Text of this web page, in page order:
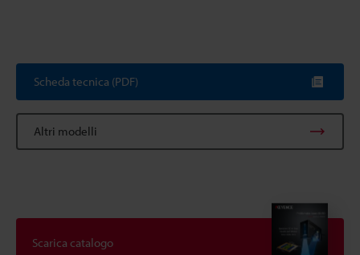
Scheda tecnica (PDF)
Altri modelli
Scarica catalogo